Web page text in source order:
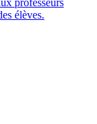
élèves.